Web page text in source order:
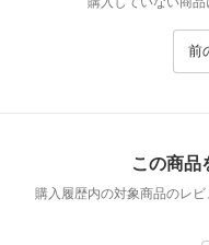
前
この商品
購入履歴内の対象商品のレ